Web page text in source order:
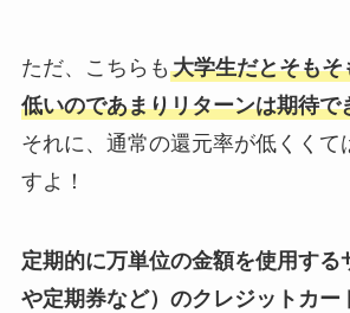
ただ、こちらも 大学生だとそも
低いのであまりリターンは期待で
それに、通常の還元率が低くくて
すよ！
定期的に万単位の金額を使用する
や定期券など）のクレジットカー